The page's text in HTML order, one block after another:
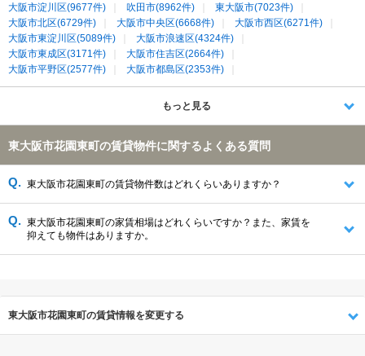
大阪市淀川区(9677件) 吹田市(8962件)
東大阪市(7023件)
大阪市北区(6729件)
大阪市中央区(6668件)
大阪市西区(6271件)
大阪市東淀川区(5089件)
大阪市浪速区(4324件)
大阪市東成区(3171件)
大阪市住吉区(2664件)
大阪市平野区(2577件)
大阪市都島区(2353件)
大阪市東住吉区(2286件)
大阪市天王寺区(2002件)
寝屋川市(1981件)
大阪市鶴見区(935件)
大阪市西成区(555件)
生駒市(366件)
生駒郡平群町(32件)
もっと見る
東大阪市花園東町の賃貸物件に関するよくある質問
東大阪市花園東町の賃貸物件数はどれくらいありますか？
東大阪市花園東町の家賃相場はどれくらいですか？また、家賃を
抑えても物件はありますか。
東大阪市花園東町の賃貸情報を変更する